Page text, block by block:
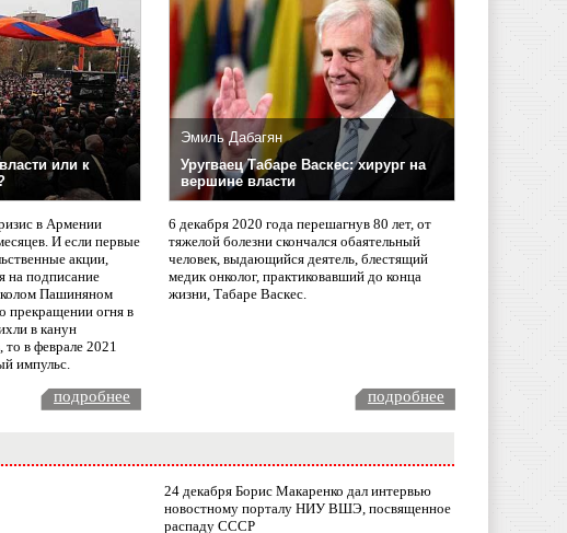
или к
в Армении
И если первые
акции,
на подписание
Пашиняном
прекращении огня в
в канун
то в феврале 2021
импульс.
Эмиль Дабагян
Уругваец Табаре Васкес: хирург на
вершине власти
6 декабря 2020 года перешагнув 80 лет, от
тяжелой болезни скончался обаятельный
человек, выдающийся деятель, блестящий
медик онколог, практиковавший до конца
жизни, Табаре Васкес.
подробнее подробнее
24 декабря Борис Макаренко дал интервью
новостному порталу НИУ ВШЭ, посвященное
распаду СССР